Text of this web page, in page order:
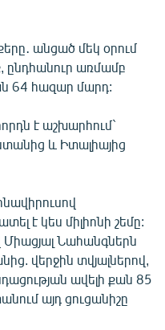
անցած մեկ օրում
ընդհանուր առմամբ
64 հազար մարդ:
է աշխարհում`
և Իտալիայից
է կես միլիոնի շեմը:
Նահանգներն
վերջին տվյալներով,
ավելի քան 85
այդ ցուցանիշը